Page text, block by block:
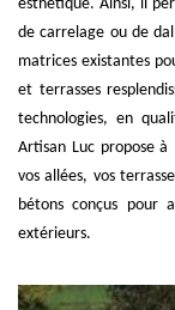
esthétique. Ainsi, il
de carrelage ou de
matrices existantes
et terrasses
technologies, en
Artisan Luc propose à
vos allées, vos
bétons conçus pour
extérieurs.